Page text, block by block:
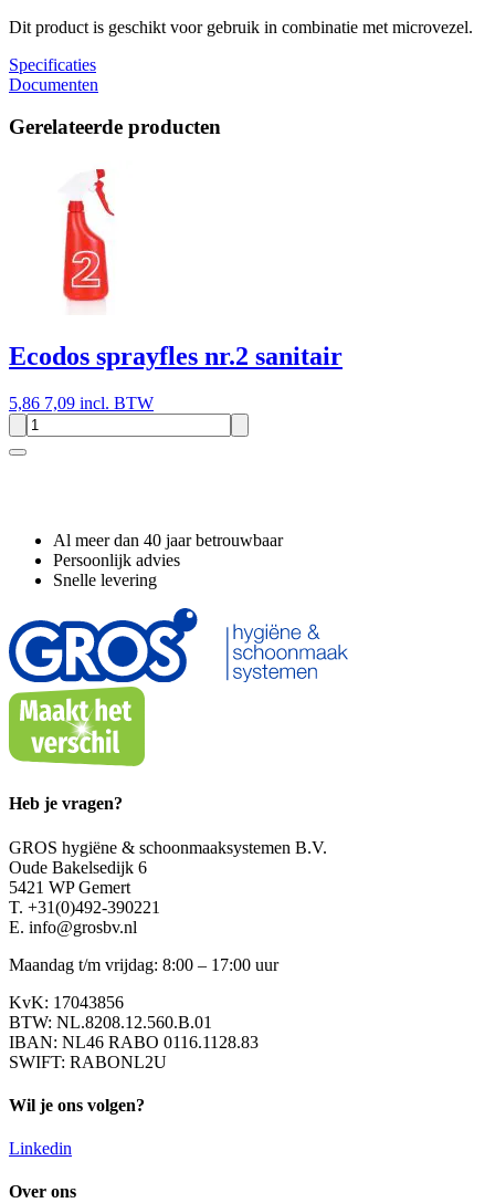
Dit product is geschikt voor gebruik in combinatie met microvezel.
Specificaties
Documenten
Gerelateerde producten
Ecodos sprayfles nr.2 sanitair
5,86 7,09 incl. BTW
Al meer dan 40 jaar betrouwbaar
Persoonlijk advies
Snelle levering
Heb je vragen?
GROS hygiëne & schoonmaaksystemen B.V.
Oude Bakelsedijk 6
5421 WP Gemert
T. +31(0)492-390221
E. info@grosbv.nl
Maandag t/m vrijdag: 8:00 – 17:00 uur
KvK: 17043856
BTW: NL.8208.12.560.B.01
IBAN: NL46 RABO 0116.1128.83
SWIFT: RABONL2U
Wil je ons volgen?
Linkedin
Over ons